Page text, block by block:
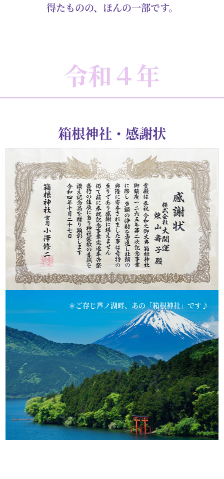
得たものの、ほんの一部です。
令和４年
箱根神社・感謝状
ご存じ芦ノ湖畔、あの「箱根神社」です♪